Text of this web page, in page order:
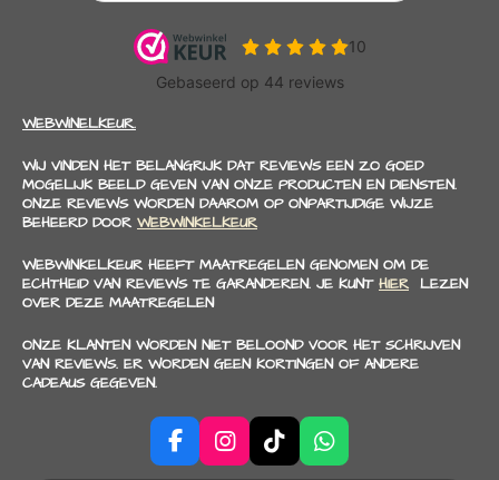
WEBWINELKEUR.
WIJ VINDEN HET BELANGRIJK DAT REVIEWS EEN ZO GOED
MOGELIJK BEELD GEVEN VAN ONZE PRODUCTEN EN DIENSTEN.
ONZE REVIEWS WORDEN DAAROM OP ONPARTIJDIGE WIJZE
BEHEERD DOOR WEBWINKELKEUR
WEBWINKELKEUR HEEFT MAATREGELEN GENOMEN OM DE
ECHTHEID VAN REVIEWS TE GARANDEREN. JE KUNT HIER LEZEN
OVER DEZE MAATREGELEN
ONZE KLANTEN WORDEN NIET BELOOND VOOR HET SCHRIJVEN
VAN REVIEWS. ER WORDEN GEEN KORTINGEN OF ANDERE
CADEAUS GEGEVEN.
F
a
I
n
T
i
W
h